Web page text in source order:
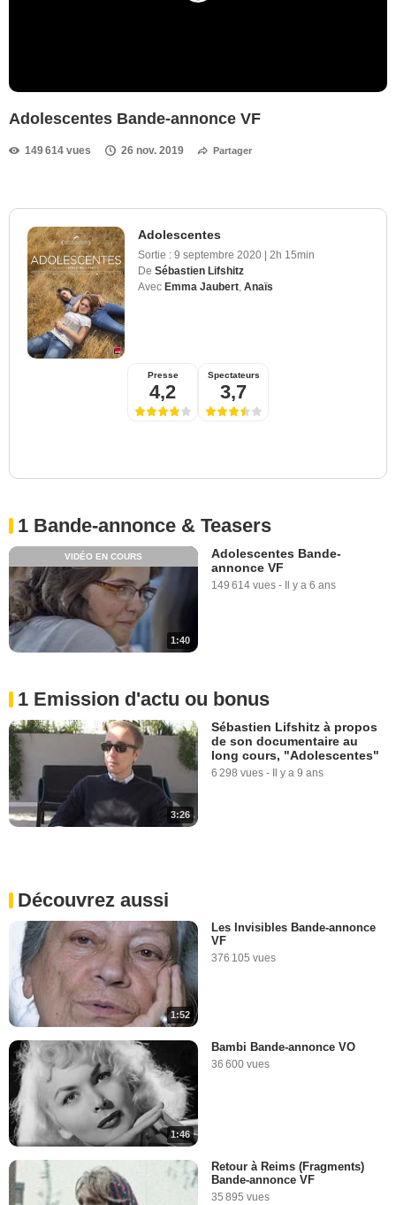
Adolescentes Bande-annonce VF
149 614 vues 26 nov. 2019 Partager
Adolescentes
Sortie : 9 septembre 2020 | 2h 15min
De Sébastien Lifshitz
Avec Emma Jaubert Anaïs
Presse
4,2
Spectateurs
3,7
1 Bande-annonce & Teasers
1:40
VIDÉO EN COURS
Adolescentes Bande-
annonce VF
149 614 vues - Il y a 6 ans
1 Emission d'actu ou bonus
3:26
Sébastien Lifshitz à propos
de son documentaire au
long cours, "Adolescentes"
6 298 vues - Il y a 9 ans
Découvrez aussi
1:52
Les Invisibles Bande-annonce
VF
376 105 vues
1:46
Bambi Bande-annonce VO
36 600 vues
Retour à Reims (Fragments)
Bande-annonce VF
35 895 vues